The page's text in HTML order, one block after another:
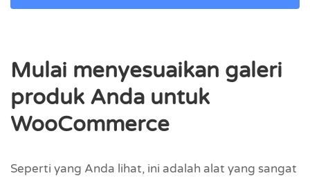
Mulai menyesuaikan galeri
produk Anda untuk
WooCommerce
Seperti yang Anda lihat, ini adalah alat yang sangat